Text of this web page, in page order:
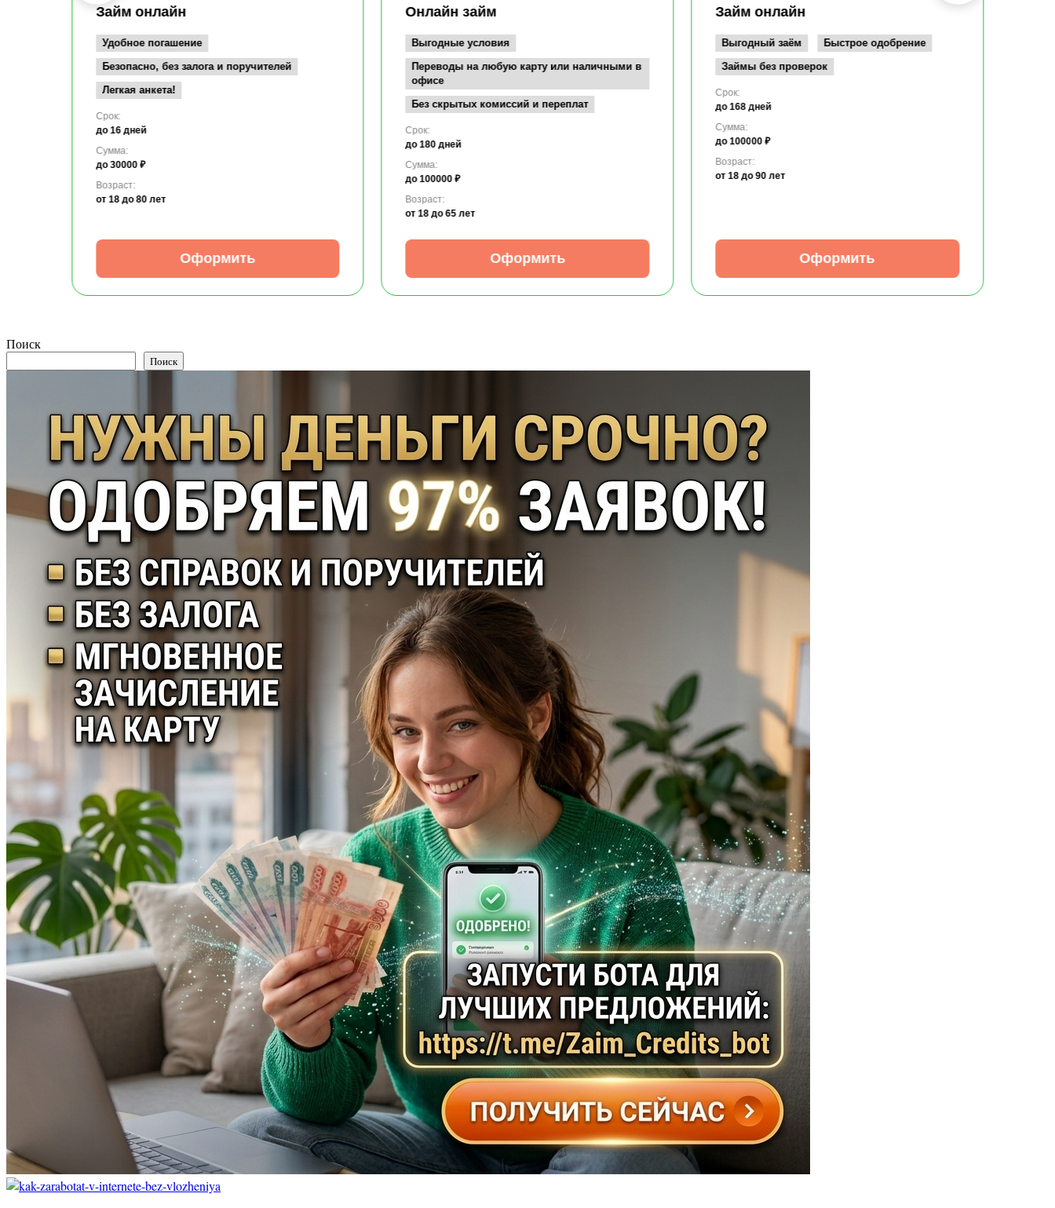
Займ онлайн
Удобное погашение
Безопасно, без залога и поручителей
Легкая анкета!
Срок:
до 16 дней
Сумма:
до 30000 ₽
Возраст:
от 18 до 80 лет
Оформить
Онлайн займ
Выгодные условия
Переводы на любую карту или наличными в
офисе
Без скрытых комиссий и переплат
Срок:
до 180 дней
Сумма:
до 100000 ₽
Возраст:
от 18 до 65 лет
Оформить
Займ онлайн
Выгодный заём
Быстрое одобрение
Займы без проверок
Срок:
до 168 дней
Сумма:
до 100000 ₽
Возраст:
от 18 до 90 лет
Оформить
Поиск
Поиск